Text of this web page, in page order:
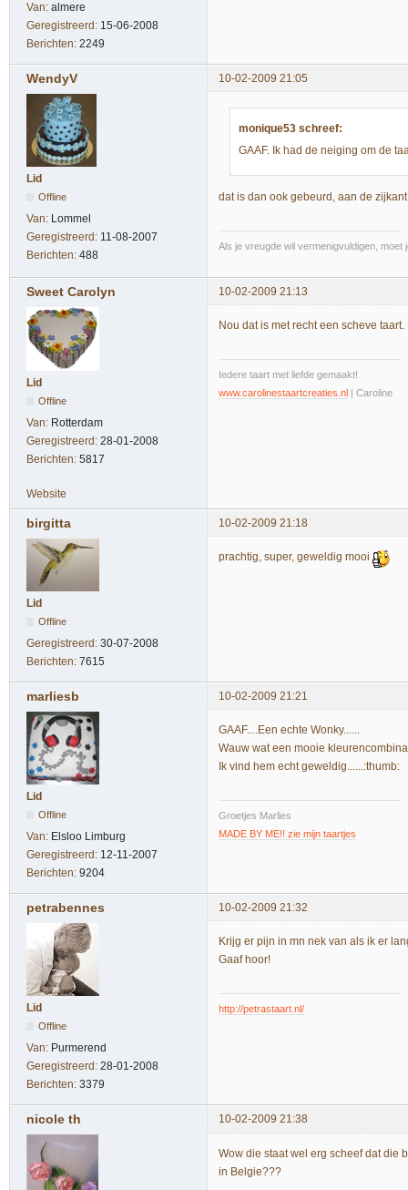
Van: almere
Geregistreerd: 15-06-2008
Berichten: 2249
WendyV 10-02-2009 21:05
Lid
Offline
Van: Lommel
Geregistreerd: 11-08-2007
Berichten: 488
monique53 schreef:
GAAF. Ik had de neiging om de
dat is dan ook gebeurd, aan de
Als je vreugde wil vermenigvuldigen, moet
Sweet Carolyn 10-02-2009 21:13
Lid
Offline
Van: Rotterdam
Geregistreerd: 28-01-2008
Berichten: 5817
Nou dat is met recht een scheve
Iedere taart met liefde gemaakt!
www.carolinestaartcreaties.nl | Caroline
Website
birgitta 10-02-2009 21:18
Lid
Offline
Geregistreerd: 30-07-2008
Berichten: 7615
prachtig, super, geweldig mooi
marliesb 10-02-2009 21:21
Lid
Offline
Van: Elsloo Limburg
Geregistreerd: 12-11-2007
Berichten: 9204
GAAF....Een echte Wonky......
Wauw wat een mooie
Ik vind hem echt geweldig......:thumb:
Groetjes Marlies
MADE BY ME!! zie mijn taartjes
petrabennes 10-02-2009 21:32
Lid
Offline
Van: Purmerend
Geregistreerd: 28-01-2008
Berichten: 3379
Krijg er pijn in mn nek van als ik er
Gaaf hoor!
http://petrastaart.nl/
nicole th 10-02-2009 21:38
Wow die staat wel erg scheef dat die
in Belgie???